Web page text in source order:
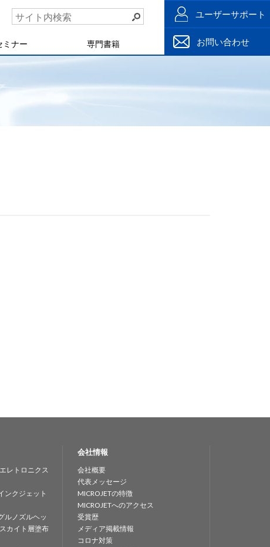
ミナー 専門書籍
ユーザーサポート
お問い合わせ
レトロニクス
ンクジェット
ルノズルヘッ
カイト層塗布
会社情報
会社概要
代表メッセージ
MICROJETの特徴
MICROJETへのアクセス
受賞歴
メディア掲載情報
コロナ対策